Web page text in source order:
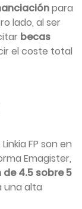
para
lado, al ser
becas
el coste total
FP son en
Emagister,
4.5 sobre 5
una alta